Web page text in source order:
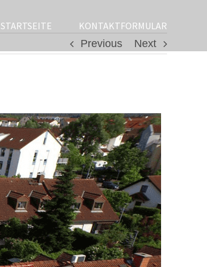
STARTSEITE
KONTAKTFORMULAR
Previous
Next